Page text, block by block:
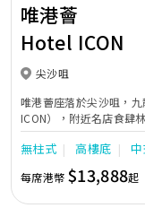
唯港薈
Hotel ICON
尖沙咀
唯港薈座落於尖沙咀，
ICON），附近名店食肆
中的活力個性，成為一
隊由策劃統籌至所有婚宴
讓您留下獨特的醉人回
廳，配置了全套先進的視
現代時尚感的水晶玻璃燈
無柱式 高樓底
每席港幣 $13,888起